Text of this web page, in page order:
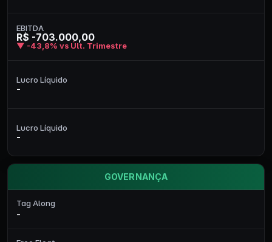
EBITDA
R$ -703.000,00
▼ -43,8% vs Últ. Trimestre
Lucro Líquido
-
Lucro Líquido
-
GOVERNANÇA
Tag Along
-